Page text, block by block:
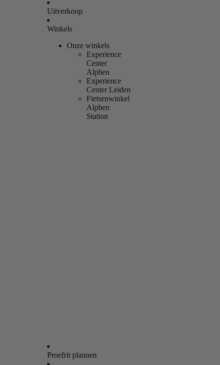
Uitverkoop
Winkels
Onze winkels
Experience
Center
Alphen
Experience
Center Leiden
Fietsenwinkel
Alphen
Station
Proefrit plannen